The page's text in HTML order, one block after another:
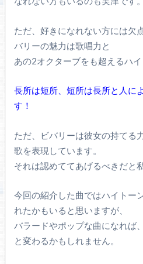
ただ、好きになれない方には欠
バリーの魅力は歌唱力と
あの2オクターブをも超えるハ
長所は短所、短所は長所と人に
す！
ただ、ビバリーは彼女の持てる
歌を表現しています。
それは認めててあげるべきだと
今回の紹介した曲ではハイトー
れたかもいると思いますが、
バラードやポップな曲になれば
と変わるかもしれません。